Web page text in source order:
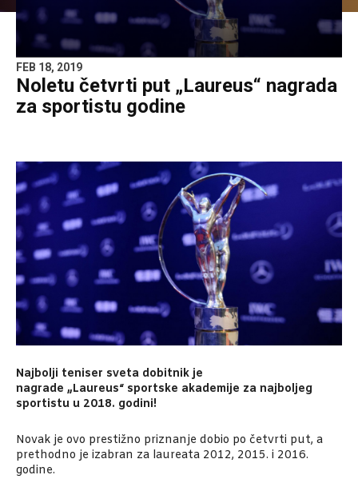
FEB 18, 2019
Noletu četvrti put „Laureus“ nagrada
za sportistu godine
Najbolji teniser sveta dobitnik je
nagrade „Laureus“ sportske akademije za najboljeg
sportistu u 2018. godini!
Novak je ovo prestižno priznanje dobio po četvrti put, a
prethodno je izabran za laureata 2012, 2015. i 2016.
godine.